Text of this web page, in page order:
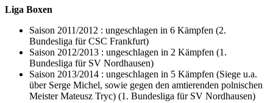
Liga Boxen
Saison 2011/2012 : ungeschlagen in 6 Kämpfen (2.
Bundesliga für CSC Frankfurt)
Saison 2012/2013 : ungeschlagen in 2 Kämpfen (1.
Bundesliga für SV Nordhausen)
Saison 2013/2014 : ungeschlagen in 5 Kämpfen (Siege u.a.
über Serge Michel, sowie gegen den amtierenden polnischen
Meister Mateusz Tryc) (1. Bundesliga für SV Nordhausen)